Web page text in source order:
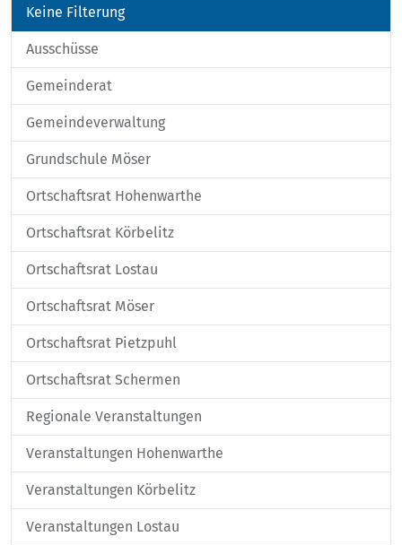
Keine Filterung
Ausschüsse
Gemeinderat
Gemeindeverwaltung
Grundschule Möser
Ortschaftsrat Hohenwarthe
Ortschaftsrat Körbelitz
Ortschaftsrat Lostau
Ortschaftsrat Möser
Ortschaftsrat Pietzpuhl
Ortschaftsrat Schermen
Regionale Veranstaltungen
Veranstaltungen Hohenwarthe
Veranstaltungen Körbelitz
Veranstaltungen Lostau